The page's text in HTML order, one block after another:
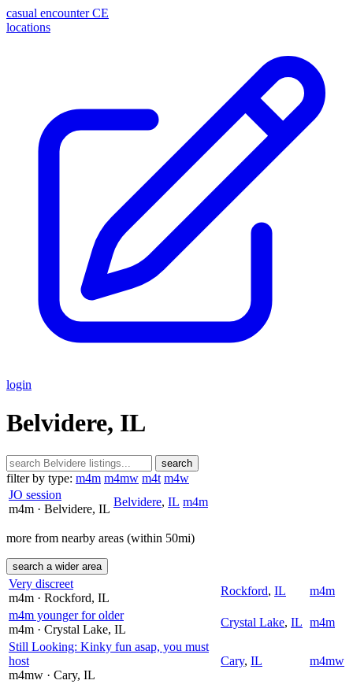
casual encounter CE
locations
login
Belvidere, IL
search
filter by type: m4m m4mw m4t m4w
JO session
m4m · Belvidere, IL
Belvidere, IL m4m
more from nearby areas (within 50mi)
search a wider area
Very discreet
m4m · Rockford, IL
Rockford, IL
m4m
m4m younger for older
m4m · Crystal Lake, IL
Crystal Lake, IL m4m
Still Looking: Kinky fun asap, you must
host
m4mw · Cary, IL
Cary, IL m4mw